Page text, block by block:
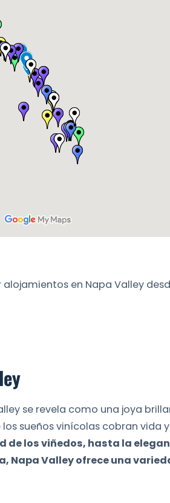
en Napa Valley
se revela como una joya
sueños vinícolas cobran vida
de los viñedos, hasta la
Valley ofrece una